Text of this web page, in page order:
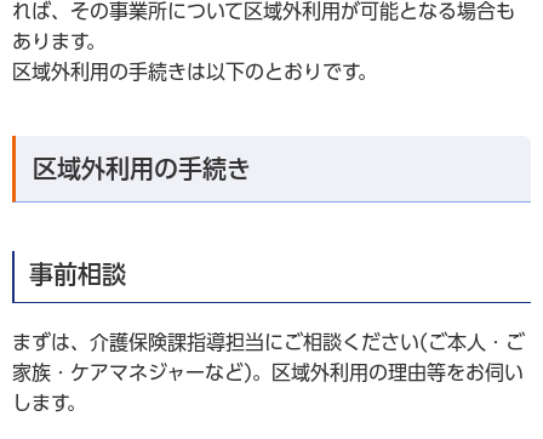
れば、その事業所について区域外利用が可能となる場合も
あります。
区域外利用の手続きは以下のとおりです。
区域外利用の手続き
事前相談
まずは、介護保険課指導担当にご相談ください(ご本人・ご
家族・ケアマネジャーなど)。区域外利用の理由等をお伺い
します。